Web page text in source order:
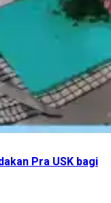
Pra USK bagi